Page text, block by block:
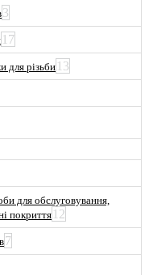
3
17
для різьби 13
для обслуговування,
покриття12
7